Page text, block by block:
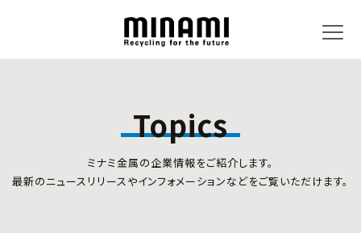
CSR情報
事業内容
リサイクルサービス
小型家電リサイクル法
Topics
ミナミ金属の企業情報をご紹介します。
最新のニュースリリースやインフォメーションなどをご覧いただけます。